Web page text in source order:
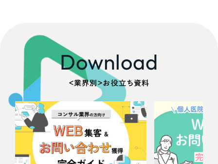
Download
＜業界別＞お役立ち資料